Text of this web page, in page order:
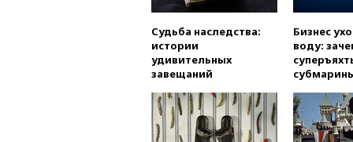
Судьба наследства:
истории
удивительных
завещаний
Бизнес
воду: